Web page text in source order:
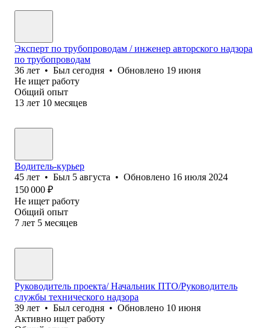
Эксперт по трубопроводам / инженер авторского надзора
по трубопроводам
36 лет • Был сегодня • Обновлено 19 июня
Не ищет работу
Общий опыт
13 лет 10 месяцев
Водитель-курьер
45 лет • Был 5 августа • Обновлено 16 июля 2024
150 000 ₽
Не ищет работу
Общий опыт
7 лет 5 месяцев
Руководитель проекта/ Начальник ПТО/Руководитель
службы технического надзора
39 лет • Был сегодня • Обновлено 10 июня
Активно ищет работу